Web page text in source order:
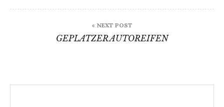
« NEXT POST
GEPLATZER AUTOREIFEN